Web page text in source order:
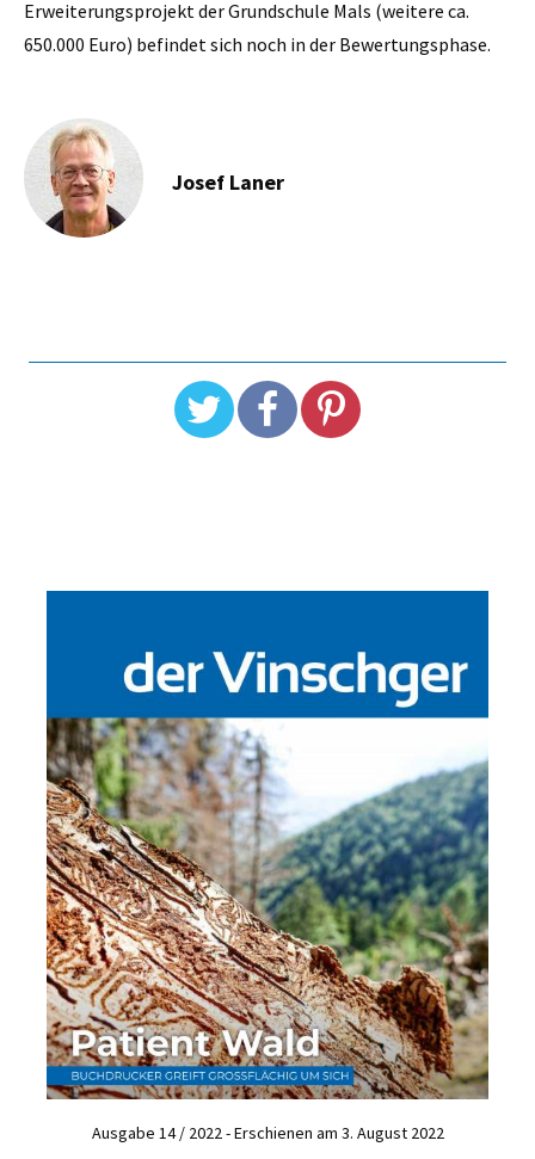
Erweiterungsprojekt der Grundschule Mals (weitere ca.
650.000 Euro) befindet sich noch in der Bewertungsphase.
Josef Laner
Ausgabe 14 / 2022 - Erschienen am 3. August 2022